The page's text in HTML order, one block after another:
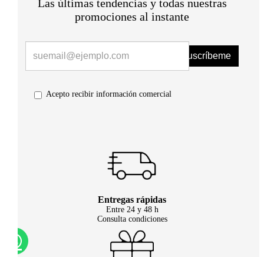
Las últimas tendencias y todas nuestras
promociones al instante
Suscríbeme
Acepto recibir información comercial
Entregas rápidas
Entre 24 y 48 h
Consulta condiciones